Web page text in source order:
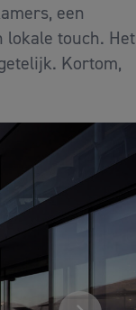
een
lokale touch. Het
Kortom,